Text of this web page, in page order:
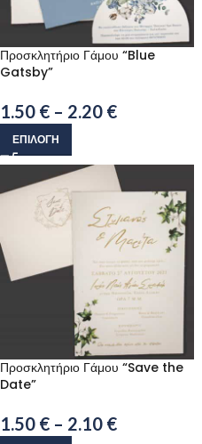
Προσκλητήριο Γάμου “Blue
Gatsby”
1.50 € – 2.20 €
ΕΠΙΛΟΓΉ
Προσκλητήριο Γάμου “Save the
Date”
1.50 € – 2.10 €